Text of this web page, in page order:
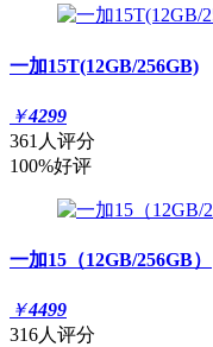
一加15T(12GB/256GB)
￥4299
361人评分
100%好评
一加15（12GB/256GB）
￥4499
316人评分